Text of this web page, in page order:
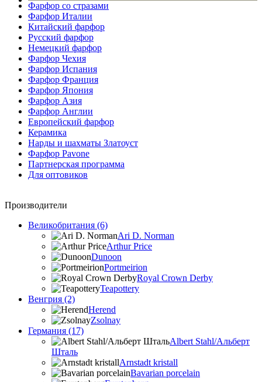
Фарфор со стразами
Фарфор Италии
Китайский фарфор
Русский фарфор
Немецкий фарфор
Фарфор Чехия
Фарфор Испания
Фарфор Франция
Фарфор Япония
Фарфор Азия
Фарфор Англии
Европейский фарфор
Керамика
Нарды и шахматы Златоуст
Фарфор Pavone
Партнерская программа
Для оптовиков
Производители
Великобритания (6)
Ari D. Norman
Arthur Price
Dunoon
Portmeirion
Royal Crown Derby
Teapottery
Венгрия (2)
Herend
Zsolnay
Германия (17)
Albert Stahl/Альбеpт
Шталь
Arnstadt kristall
Bavarian porcelain